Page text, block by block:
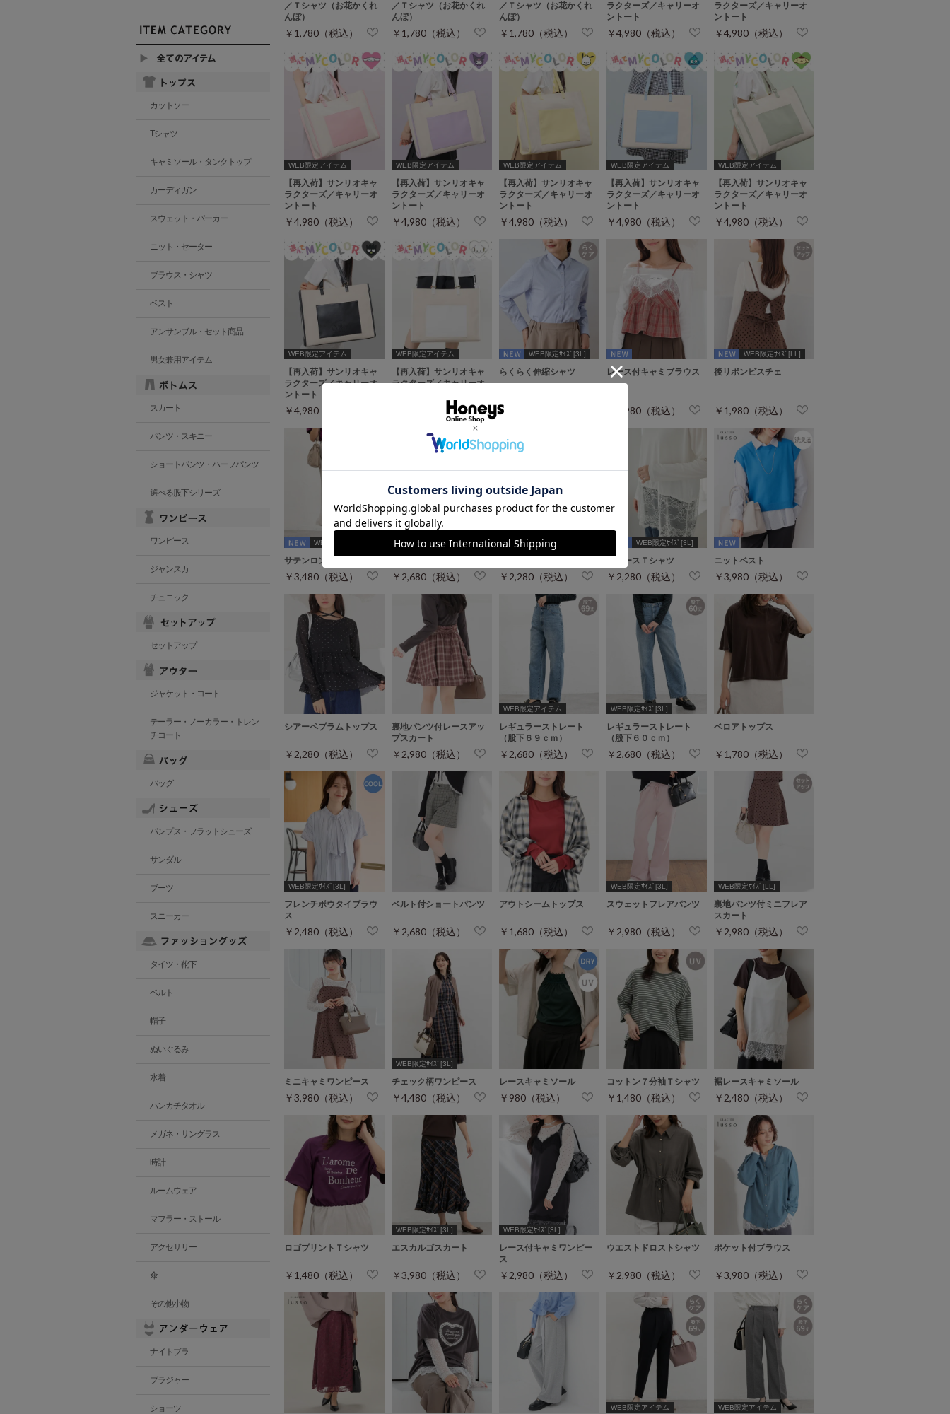
／Ｔシャツ（お花かくれ
んぼ）
￥1,780（税込）
／Ｔシャツ（お花かくれ
んぼ）
￥1,780（税込）
／Ｔシャツ（お花かくれ
んぼ）
￥1,780（税込）
ラクターズ／キャリーオ
ントート
￥4,980（税込）
ラクターズ／キャリーオ
ントート
￥4,980（税込）
WEB限定アイテム
【再入荷】サンリオキャ
ラクターズ／キャリーオ
ントート
￥4,980（税込）
WEB限定アイテム
【再入荷】サンリオキャ
ラクターズ／キャリーオ
ントート
￥4,980（税込）
WEB限定アイテム
【再入荷】サンリオキャ
ラクターズ／キャリーオ
ントート
￥4,980（税込）
WEB限定アイテム
【再入荷】サンリオキャ
ラクターズ／キャリーオ
ントート
￥4,980（税込）
WEB限定アイテム
【再入荷】サンリオキャ
ラクターズ／キャリーオ
ントート
￥4,980（税込）
WEB限定アイテム
【再入荷】サンリオキャ
ラクターズ／キャリーオ
ントート
￥4,980（税込）
WEB限定アイテム
【再入荷】サンリオキャ
ラクターズ／キャリーオ
￥4,980（税込）
WEB限定ｻｲｽﾞ[3L]
らくらく伸縮シャツ
￥1,980（税込）
レース付キャミブラウス
￥1,980（税込）
WEB限定ｻｲｽﾞ[LL]
後リボンビスチェ
￥1,980（税込）
WEB限定ｻｲｽﾞ[3L]
サテンロングスカート
￥3,480（税込） ￥2,680（税込） ￥2,280（税込）
WEB限定ｻｲｽﾞ[3L]
裾レースＴシャツ
￥2,280（税込）
ニットベスト
￥3,980（税込）
シアーペプラムトップス
￥2,280（税込）
裏地パンツ付レースアッ
プスカート
￥2,980（税込）
WEB限定アイテム
レギュラーストレート
（股下６９ｃｍ）
￥2,680（税込）
WEB限定ｻｲｽﾞ[3L]
レギュラーストレート
（股下６０ｃｍ）
￥2,680（税込）
ベロアトップス
￥1,780（税込）
WEB限定ｻｲｽﾞ[3L]
フレンチボウタイブラウ
ス
￥2,480（税込）
ベルト付ショートパンツ
￥2,680（税込）
アウトシームトップス
￥1,680（税込）
WEB限定ｻｲｽﾞ[3L]
スウェットフレアパンツ
￥2,980（税込）
WEB限定ｻｲｽﾞ[LL]
裏地パンツ付ミニフレア
スカート
￥2,980（税込）
ミニキャミワンピース
￥3,980（税込）
WEB限定ｻｲｽﾞ[3L]
チェック柄ワンピース
￥4,480（税込）
レースキャミソール
￥980（税込）
コットン７分袖Ｔシャツ
￥1,480（税込）
裾レースキャミソール
￥2,480（税込）
ロゴプリントＴシャツ
￥1,480（税込）
WEB限定ｻｲｽﾞ[3L]
エスカルゴスカート
￥3,980（税込）
WEB限定ｻｲｽﾞ[3L]
レース付キャミワンピー
ス
￥2,980（税込）
ウエストドロストシャツ
￥2,980（税込）
ポケット付ブラウス
￥3,980（税込）
WEB限定アイテム WEB限定アイテム
カットソー
Tシャツ
キャミソール・タンクトップ
カーディガン
スウェット・パーカー
ニット・セーター
ブラウス・シャツ
ベスト
アンサンブル・セット商品
男女兼用アイテム
スカート
パンツ・スキニー
ショートパンツ・ハーフパンツ
選べる股下シリーズ
ワンピース
ジャンスカ
チュニック
セットアップ
ジャケット・コート
テーラー・ノーカラー・トレン
チコート
バッグ
パンプス・フラットシューズ
サンダル
ブーツ
スニーカー
タイツ・靴下
ベルト
帽子
ぬいぐるみ
水着
ハンカチタオル
メガネ・サングラス
時計
ルームウェア
マフラー・ストール
アクセサリー
傘
その他小物
ナイトブラ
ブラジャー
ショーツ